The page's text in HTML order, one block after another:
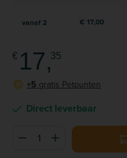
Direct leverbaar
vanaf 2 € 17,00
€ 17,35
Producthoeveelheid:
P +5 gratis Petpunten